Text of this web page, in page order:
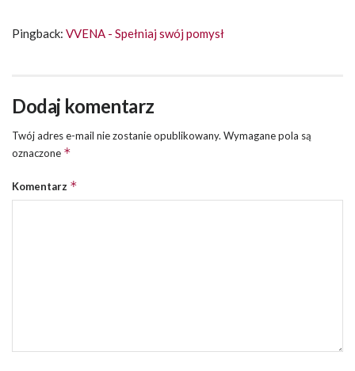
Pingback: VVENA - Spełniaj swój pomysł
Dodaj komentarz
Twój adres e-mail nie zostanie opublikowany. Wymagane pola są
oznaczone *
Komentarz *